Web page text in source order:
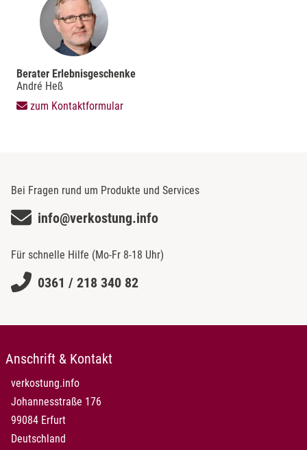
Berater Erlebnisgeschenke
André Heß
zum Kontaktformular
Bei Fragen rund um Produkte und Services
info@verkostung.info
Für schnelle Hilfe (Mo-Fr 8-18 Uhr)
0361 / 218 340 82
Anschrift & Kontakt
verkostung.info
Johannesstraße 176
99084 Erfurt
Deutschland